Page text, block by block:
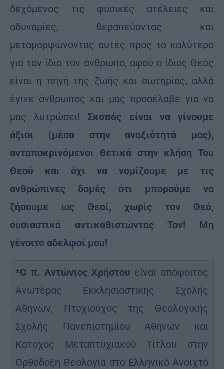
δεχόμενος τις φυσικές ατέλειες και
αδυναμίες, θεραπεύοντας και
μεταμορφώνοντας αυτές προς το καλύτερο
για τον ίδιο τον άνθρωπο, αφού ο ίδιος Θεός
είναι η πηγή της ζωής και σωτηρίας, αλλά
έγινε άνθρωπος και μας προσέλαβε για να
μας λυτρώσει! Σκοπός είναι να γίνουμε
άξιοι (μέσα στην αναξιότητά μας),
ανταποκρινόμενοι θετικά στην κλήση Του
Θεού και όχι να νομίζουμε με τις
ανθρώπινες δομές ότι μπορούμε να
ζήσουμε ως Θεοί, χωρίς τον Θεό,
ουσιαστικά αντικαθιστώντας Τον! Μη
γένοιτο αδελφοί μου!
*Ο π. Αντώνιος Χρήστου είναι απόφοιτος
Ανωτέρας Εκκλησιαστικής Σχολής
Αθηνών, Πτυχιούχος της Θεολογικής
Σχολής Πανεπιστημίου Αθηνών και
Κάτοχος Μεταπτυχιακού Τίτλου στην
Ορθόδοξη Θεολογία στο Ελληνικό Ανοιχτό